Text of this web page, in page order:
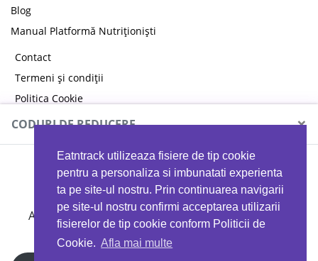
Eatntrack utilizeaza fisiere de tip cookie
pentru a personaliza si imbunatati experienta
ta pe site-ul nostru. Prin continuarea navigarii
pe site-ul nostru confirmi acceptarea utilizarii
fisierelor de tip cookie conform Politicii de
Cookie. Afla mai multe
Blog
Manual Platformă Nutriționiști
Contact
Termeni și condiții
Politica Cookie
Politica de confidențialitate
CODURI DE REDUCERE ×
MYPROTEIN
Ai 40%reducere la orice comandă folosind codul
EATTRACK